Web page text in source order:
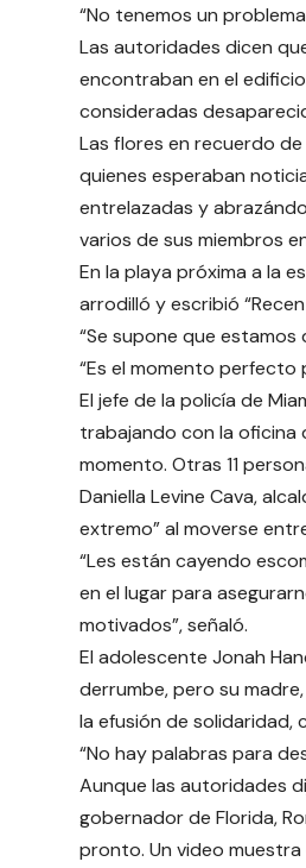
“No tenemos un
Las autoridades dicen
encontraban en el
consideradas
Las flores en recuerdo
quienes esperaban
entrelazadas y
varios de sus miembros
En la playa próxima a la
arrodilló y escribió
“Se supone que estamos
“Es el momento perfecto
El jefe de la policía de
trabajando con la oficina
momento. Otras 11
Daniella Levine Cava,
extremo” al moverse
“Les están cayendo
en el lugar para
motivados”, señaló.
El adolescente Jonah
derrumbe, pero su
la efusión de solidaridad,
“No hay palabras para
Aunque las autoridades
gobernador de Florida,
pronto. Un video